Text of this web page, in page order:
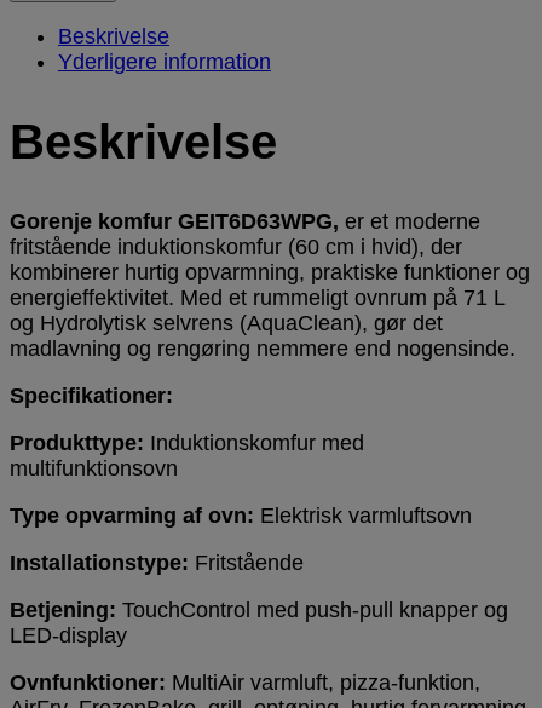
Beskrivelse
Yderligere information
Beskrivelse
Gorenje komfur GEIT6D63WPG, er et moderne
fritstående induktionskomfur (60 cm i hvid), der
kombinerer hurtig opvarmning, praktiske funktioner og
energieffektivitet. Med et rummeligt ovnrum på 71 L
og Hydrolytisk selvrens (AquaClean), gør det
madlavning og rengøring nemmere end nogensinde.
Specifikationer:
Produkttype: Induktionskomfur med
multifunktionsovn
Type opvarming af ovn: Elektrisk varmluftsovn
Installationstype: Fritstående
Betjening: TouchControl med push-pull knapper og
LED-display
Ovnfunktioner: MultiAir varmluft, pizza-funktion,